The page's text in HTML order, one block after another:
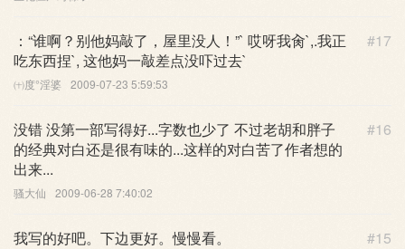
#17
：“谁啊？别他妈敲了，屋里没人！”` 哎呀我肏`,.我正
吃东西捏`, 这他妈一敲差点没吓过去`
㈩度°淫婆 2009-07-23 5:59:53
#16
没错 没第一部写得好...字数也少了 不过老胡和胖子
的经典对白还是很有味的...这样的对白苦了作者想的
出来...
骚大仙 2009-06-28 7:40:02
#15
我写的好吧。下边更好。慢慢看。